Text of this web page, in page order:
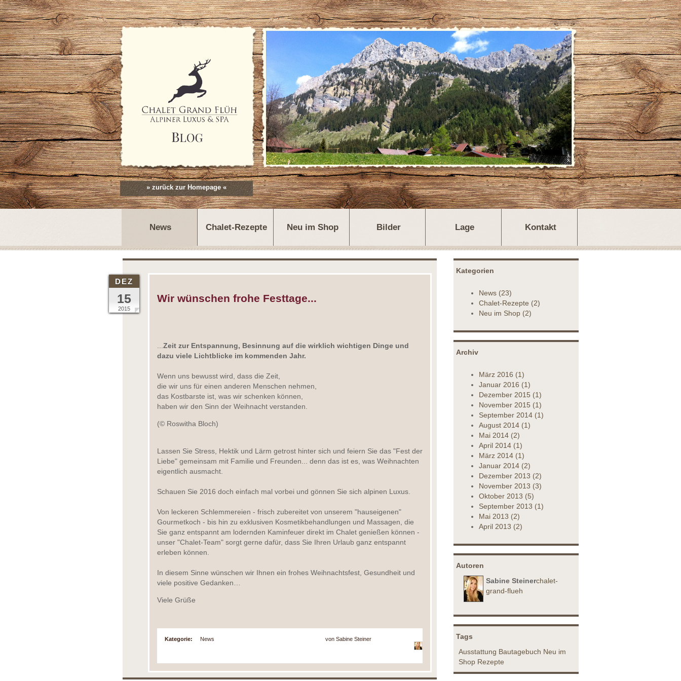
» zurück zur Homepage «
News Chalet-Rezepte Neu im Shop Bilder Lage Kontakt
Wir wünschen frohe Festtage...
2015
15
DEZ
Zeit zur Entspannung, Besinnung auf die wirklich wichtigen Dinge und
dazu viele Lichtblicke im kommenden Jahr.
Wenn uns bewusst wird, dass die Zeit,
die wir uns für einen anderen Menschen nehmen,
das Kostbarste ist, was wir schenken können,
haben wir den Sinn der Weihnacht verstanden.
(© Roswitha Bloch)
Lassen Sie Stress, Hektik und Lärm getrost hinter sich und feiern Sie das "Fest der
Liebe" gemeinsam mit Familie und Freunden... denn das ist es, was Weihnachten
eigentlich ausmacht.
Schauen Sie 2016 doch einfach mal vorbei und gönnen Sie sich alpinen Luxus.
Von leckeren Schlemmereien - frisch zubereitet von unserem "hauseigenen"
Gourmetkoch - bis hin zu exklusiven Kosmetikbehandlungen und Massagen, die
Sie ganz entspannt am lodernden Kaminfeuer direkt im Chalet genießen können -
unser "Chalet-Team" sorgt gerne dafür, dass Sie Ihren Urlaub ganz entspannt
erleben können.
In diesem Sinne wünschen wir Ihnen ein frohes Weihnachtsfest, Gesundheit und
viele positive Gedanken…
Viele Grüße
Kategorie: News von Sabine Steiner
Kategorien
News (23)
Chalet-Rezepte (2)
Neu im Shop (2)
Archiv
März 2016 (1)
Januar 2016 (1)
Dezember 2015 (1)
November 2015 (1)
September 2014 (1)
August 2014 (1)
Mai 2014 (2)
April 2014 (1)
März 2014 (1)
Januar 2014 (2)
Dezember 2013 (2)
November 2013 (3)
Oktober 2013 (5)
September 2013 (1)
Mai 2013 (2)
April 2013 (2)
Autoren
Sabine Steinerchalet-
grand-flueh
Tags
Ausstattung Bautagebuch Neu im
Shop Rezepte